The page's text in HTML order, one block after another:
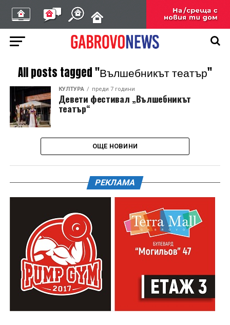
All posts tagged "Вълшебникът театър"
КУЛТУРА преди 7 години
Девети фестивал „Вълшебникът
театър“
ОЩЕ НОВИНИ
РЕКЛАМА